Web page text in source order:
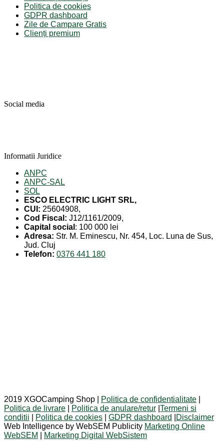
Politica de cookies
GDPR dashboard
Zile de Campare Gratis
Clienți premium
Social media
Informatii Juridice
ANPC
ANPC-SAL
SOL
ESCO ELECTRIC LIGHT SRL,
CUI: 25604908,
Cod Fiscal: J12/1161/2009,
Capital social : 100 000 lei
Adresa: Str. M. Eminescu, Nr. 454, Loc. Luna de Sus,
Jud. Cluj
Telefon: 0376 441 180
2019 XGOCamping Shop | Politica de confidentialitate
Politica de livrare
Politica de anulare/retur Termeni si
conditii
Politica de cookies GDPR dashboard
Disclaimer
Web Intelligence by WebSEM Publicity Marketing Online
WebSEM
Marketing Digital WebSistem